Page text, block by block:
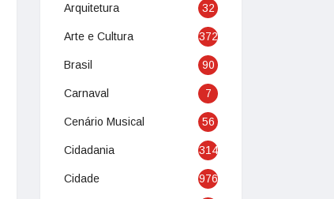
Arquitetura 32
Arte e Cultura 372
Brasil 90
Carnaval 7
Cenário Musical 56
Cidadania 314
Cidade 976